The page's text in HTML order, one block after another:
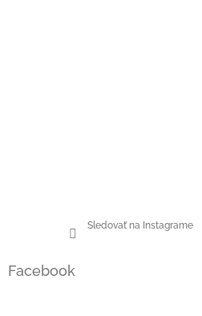
Sledovať na Instagrame
Facebook